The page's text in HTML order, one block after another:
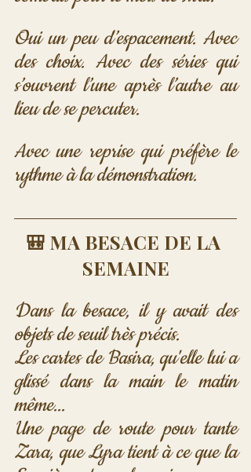
Oui un peu d’espacement. Avec
des choix. Avec des séries qui
s’ouvrent l’une après l’autre au
lieu de se percuter.
Avec une reprise qui préfère le
rythme à la démonstration.
🎒 MA BESACE DE LA
SEMAINE
Dans la besace, il y avait des
objets de seuil très précis.
Les cartes de Basira, qu'elle lui a
glissé dans la main le matin
même...
Une page de route pour tante
Zara, que Lyra tient à ce que la